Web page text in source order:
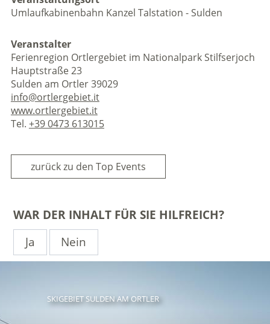
Umlaufkabinenbahn Kanzel Talstation - Sulden
Veranstalter
Ferienregion Ortlergebiet im Nationalpark Stilfserjoch
Hauptstraße 23
Sulden am Ortler 39029
info@ortlergebiet.it
www.ortlergebiet.it
Tel. +39 0473 613015
zurück zu den Top Events
WAR DER INHALT FÜR SIE HILFREICH?
Ja
Nein
SKIGEBIET SULDEN AM ORTLER